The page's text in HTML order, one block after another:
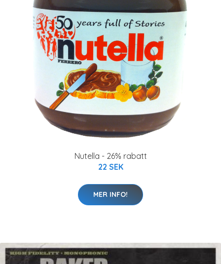
Nutella - 26% rabatt
22 SEK
MER INFO!